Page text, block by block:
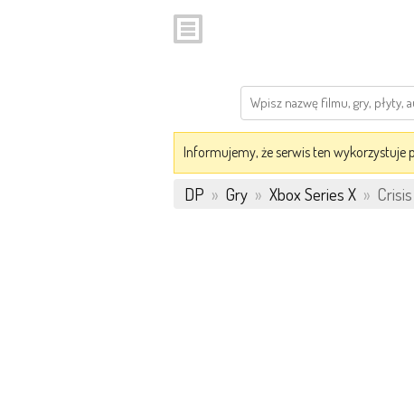
Informujemy, że serwis ten wykorzystuje
DP » Gry » Xbox Series X »